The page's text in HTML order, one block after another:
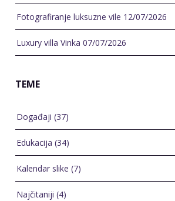
Fotografiranje luksuzne vile 12/07/2026
Luxury villa Vinka 07/07/2026
TEME
Događaji (37)
Edukacija (34)
Kalendar slike (7)
Najčitaniji (4)